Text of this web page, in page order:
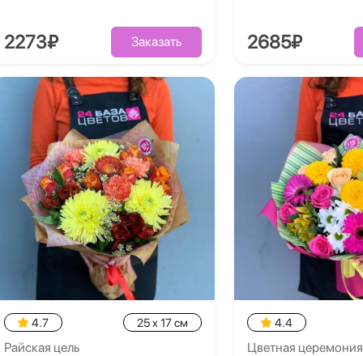
2273₽ Заказать 2685₽
4.7 25 x 17 см
Райская цель
4.4
Цветная церемония